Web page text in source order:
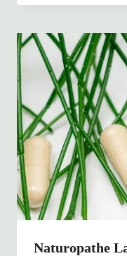
Naturopathe